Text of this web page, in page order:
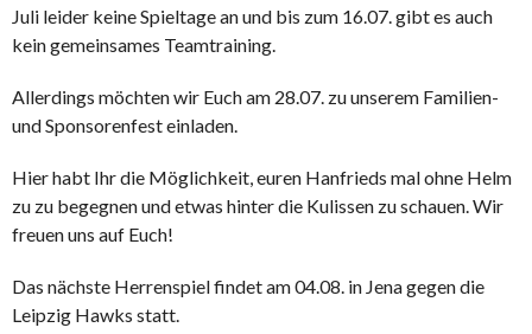
Juli leider keine Spieltage an und bis zum 16.07. gibt es auch
kein gemeinsames Teamtraining.
Allerdings möchten wir Euch am 28.07. zu unserem Familien-
und Sponsorenfest einladen.
Hierhabt Ihr die Möglichkeit, euren Hanfrieds mal ohne Helm
zu zu begegnen und etwas hinter die Kulissen zu schauen. Wir
freuen uns auf Euch!
Das nächste Herrenspiel findet am 04.08. in Jena gegen die
Leipzig Hawks statt.